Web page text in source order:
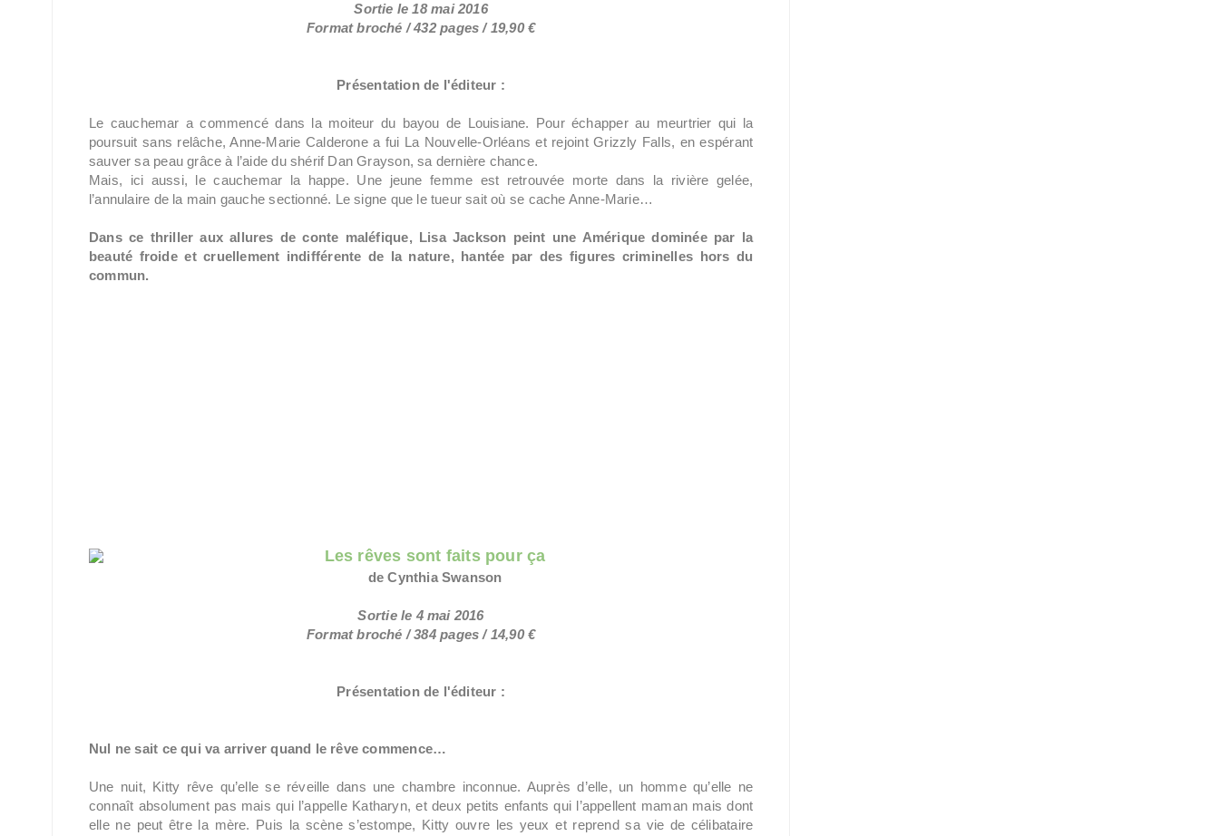
Sortie le 18 mai 2016
Format broché / 432 pages / 19,90 €
Présentation de l'éditeur :
Le cauchemar a commencé dans la moiteur du bayou de Louisiane. Pour échapper au meurtrier qui la
poursuit sans relâche, Anne-Marie Calderone a fui La Nouvelle-Orléans et rejoint Grizzly Falls, en espérant
sauver sa peau grâce à l’aide du shérif Dan Grayson, sa dernière chance.
Mais, ici aussi, le cauchemar la happe. Une jeune femme est retrouvée morte dans la rivière gelée,
l’annulaire de la main gauche sectionné. Le signe que le tueur sait où se cache Anne-Marie…
Dans ce thriller aux allures de conte maléfique, Lisa Jackson peint une Amérique dominée par la
beauté froide et cruellement indifférente de la nature, hantée par des figures criminelles hors du
commun.
Les rêves sont faits pour ça
de Cynthia Swanson
Sortie le 4 mai 2016
Format broché / 384 pages / 14,90 €
Présentation de l'éditeur :
Nul ne sait ce qui va arriver quand le rêve commence…
Une nuit, Kitty rêve qu’elle se réveille dans une chambre inconnue. Auprès d’elle, un homme qu’elle ne
connaît absolument pas mais qui l’appelle Katharyn, et deux petits enfants qui l’appellent maman mais dont
elle ne peut être la mère. Puis la scène s’estompe, Kitty ouvre les yeux et reprend sa vie de célibataire